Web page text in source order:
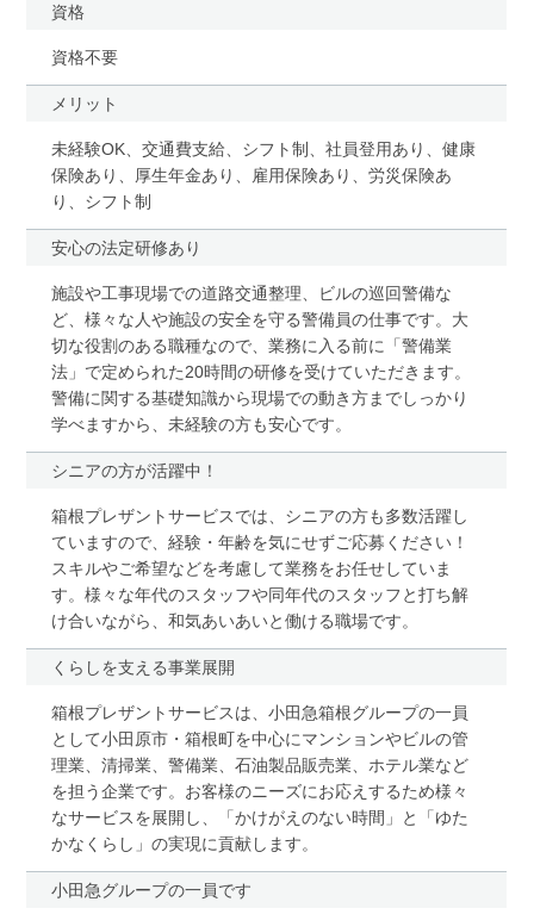
資格
資格不要
メリット
未経験OK、交通費支給、シフト制、社員登用あり、健康
保険あり、厚生年金あり、雇用保険あり、労災保険あ
り、シフト制
安心の法定研修あり
施設や工事現場での道路交通整理、ビルの巡回警備な
ど、様々な人や施設の安全を守る警備員の仕事です。大
切な役割のある職種なので、業務に入る前に「警備業
法」で定められた20時間の研修を受けていただきます。
警備に関する基礎知識から現場での動き方までしっかり
学べますから、未経験の方も安心です。
シニアの方が活躍中！
箱根プレザントサービスでは、シニアの方も多数活躍し
ていますので、経験・年齢を気にせずご応募ください！
スキルやご希望などを考慮して業務をお任せしていま
す。様々な年代のスタッフや同年代のスタッフと打ち解
け合いながら、和気あいあいと働ける職場です。
くらしを支える事業展開
箱根プレザントサービスは、小田急箱根グループの一員
として小田原市・箱根町を中心にマンションやビルの管
理業、清掃業、警備業、石油製品販売業、ホテル業など
を担う企業です。お客様のニーズにお応えするため様々
なサービスを展開し、「かけがえのない時間」と「ゆた
かなくらし」の実現に貢献します。
小田急グループの一員です